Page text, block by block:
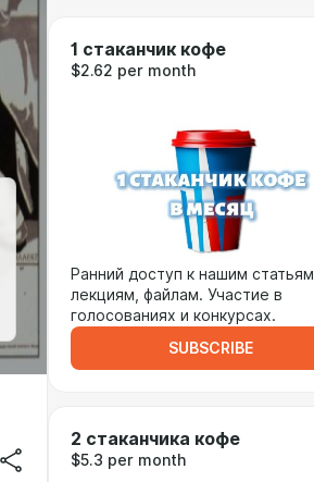
1 стаканчик кофе
$2.62 per month
Ранний доступ к нашим статьям,
лекциям, файлам. Участие в
голосованиях и конкурсах.
SUBSCRIBE
2 стаканчика кофе
$5.3 per month